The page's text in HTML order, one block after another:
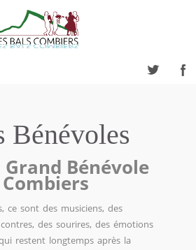
Bénévoles
Grand Bénévole
ce sont des musiciens, des
des sourires, des émotions
restent longtemps après la